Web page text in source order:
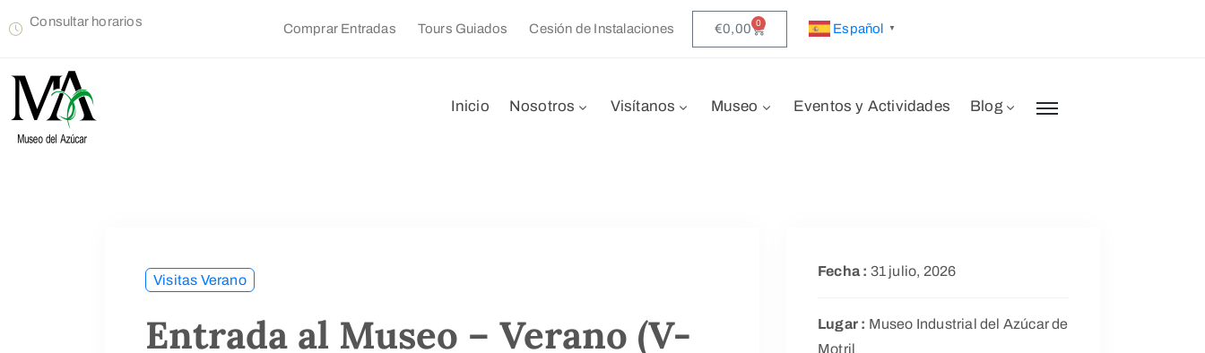
Consultar horarios Comprar Entradas Tours Guiados Cesión de Instalaciones €0,00 0 Español ▼
Inicio Nosotros Visítanos Museo Eventos y Actividades Blog
Visitas Verano
Entrada al Museo – Verano (V-
Fecha : 31 julio, 2026
Lugar : Museo Industrial del Azúcar de
Motril